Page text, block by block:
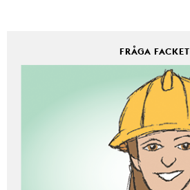
FRÅGA FACKET